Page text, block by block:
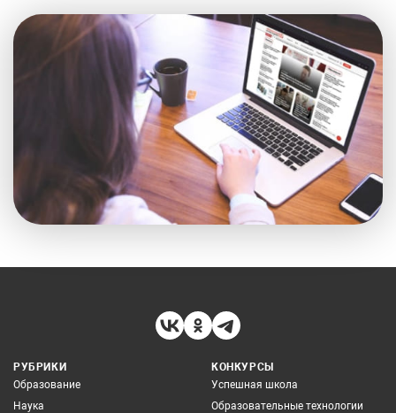
РУБРИКИ
Образование
Наука
КОНКУРСЫ
Успешная школа
Образовательные технологии